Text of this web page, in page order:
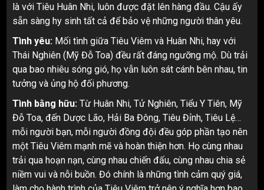
là với Tiêu Huân Nhi, luôn được đặt lên hàng đầu. Cậu ấy
sẵn sàng hy sinh tất cả để bảo vệ những người thân yêu.
Tình yêu: Mối tình giữa Tiêu Viêm và Huân Nhi, hay với
Thái Nghiên (Mỹ Đỗ Toa) đều rất đáng ngưỡng mộ. Dù trải
qua bao nhiêu sóng gió, họ vẫn luôn sát cánh bên nhau, tin
tưởng và ủng hộ đối phương.
Tình bằng hữu: Từ Huân Nhi, Tử Nghiên, Tiểu Y Tiên, Mỹ
Đỗ Toa, đến Dược Lão, Hải Ba Đông, Tiêu Đỉnh, Tiêu Lệ…
mỗi người bạn, mỗi người đồng đội đều góp phần tạo nên
một Tiêu Viêm mạnh mẽ và hoàn thiện hơn. Họ cùng nhau
trải qua hoạn nạn, cùng nhau chiến đấu, cùng nhau chia sẻ
niềm vui và nỗi buồn. Đó chính là những tình cảm quý giá,